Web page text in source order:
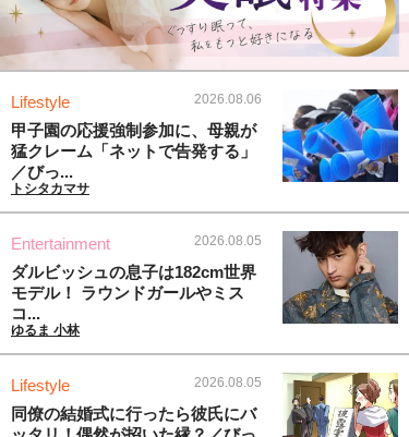
Lifestyle 2026.08.06
甲子園の応援強制参加に、母親が
猛クレーム「ネットで告発する」
／びっ...
トシタカマサ
Entertainment 2026.08.05
ダルビッシュの息子は182cm世界
モデル！ ラウンドガールやミス
コ...
ゆるま 小林
Lifestyle 2026.08.05
同僚の結婚式に行ったら彼氏にバ